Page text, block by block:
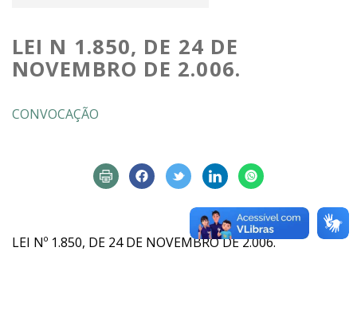
LEI N 1.850, DE 24 DE
NOVEMBRO DE 2.006.
CONVOCAÇÃO
LEI Nº 1.850, DE 24 DE NOVEMBRO DE 2.006.